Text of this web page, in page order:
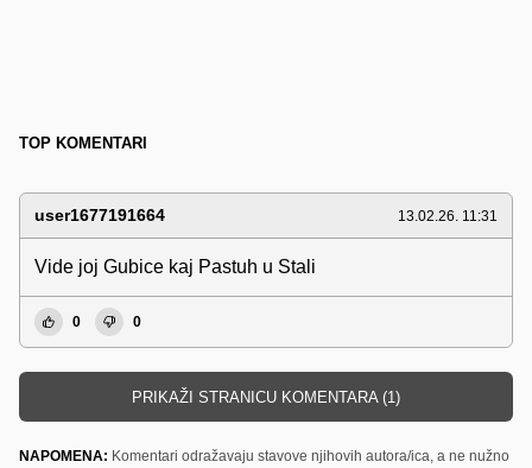
TOP KOMENTARI
user1677191664 13.02.26. 11:31
Vide joj Gubice kaj Pastuh u Stali
0 0
PRIKAŽI STRANICU KOMENTARA (1)
NAPOMENA: Komentari odražavaju stavove njihovih autora/ica, a ne nužno